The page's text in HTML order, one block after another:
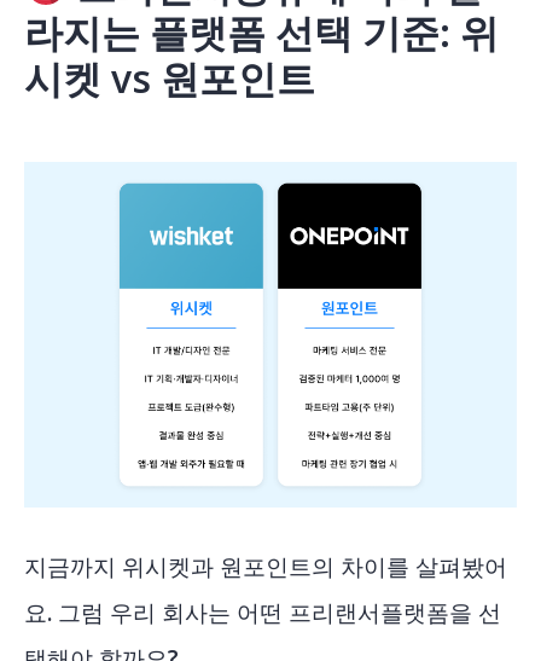
라지는 플랫폼 선택 기준: 위
시켓 vs 원포인트
지금까지 위시켓과 원포인트의 차이를 살펴봤어
요. 그럼 우리 회사는 어떤 프리랜서플랫폼을 선